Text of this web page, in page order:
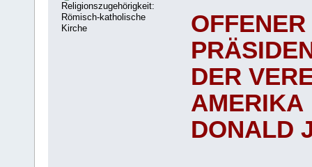
Religionszugehörigkeit:
Römisch-katholische
Kirche
DER
AMERIKA
DONALD